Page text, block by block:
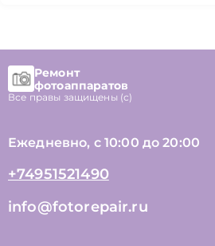
Ремонт
фотоаппаратов
Все правы защищены (с)
Ежедневно, с 10:00 до 20:00
+74951521490
info@fotorepair.ru